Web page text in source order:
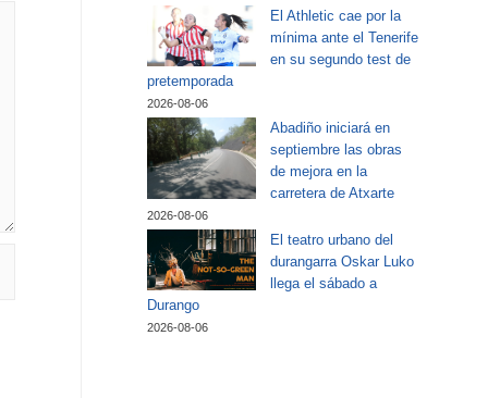
El Athletic cae por la
mínima ante el Tenerife
en su segundo test de
pretemporada
2026-08-06
Abadiño iniciará en
septiembre las obras
de mejora en la
carretera de Atxarte
2026-08-06
El teatro urbano del
durangarra Oskar Luko
llega el sábado a
Durango
2026-08-06